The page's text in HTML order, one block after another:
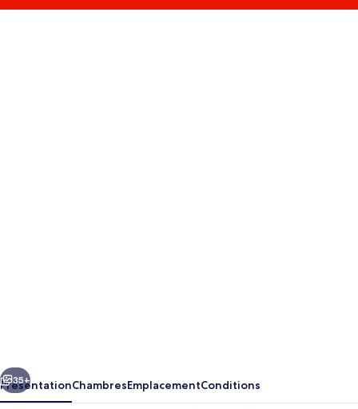
Suivant
35+
PrésentationChambresEmplacementConditions